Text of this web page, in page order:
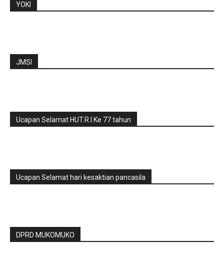
YOKI
JMSI
Ucapan Selamat HUT.R.I Ke 77 tahun
Ucapan Selamat hari kesaktian pancasila
DPRD MUKOMUKO